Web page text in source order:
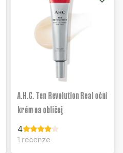
A.H.C. Ten Revolution Real oční
krém na obličej
4
1 recenze